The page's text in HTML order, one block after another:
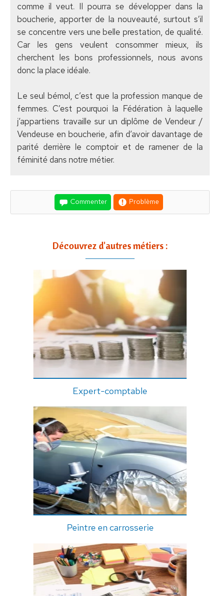
comme il veut. Il pourra se développer dans la
boucherie, apporter de la nouveauté, surtout s’il
se concentre vers une belle prestation, de qualité.
Car les gens veulent consommer mieux, ils
cherchent les bons professionnels, nous avons
donc la place idéale.
Le seul bémol, c’est que la profession manque de
femmes. C’est pourquoi la Fédération à laquelle
j’appartiens travaille sur un diplôme de Vendeur /
Vendeuse en boucherie, afin d’avoir davantage de
parité derrière le comptoir et de ramener de la
féminité dans notre métier.
Commenter Problème
Découvrez d'autres métiers :
Expert-comptable
Peintre en carrosserie